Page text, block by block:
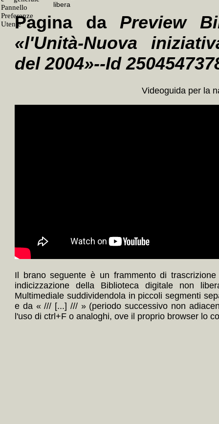
Pagina da Preview
«l'Unità-Nuova
del 2004»--Id
Videoguida per la
Il brano seguente è un frammento di
indicizzazione della Biblioteca digitale non
Multimediale suddividendola in piccoli segmenti
e da « /// [...] /// » (periodo successivo non
l'uso di ctrl+F o analoghi, ove il proprio browser lo